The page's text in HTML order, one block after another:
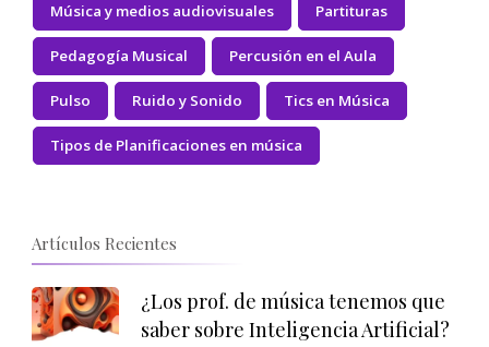
Música y medios audiovisuales Partituras
Pedagogía Musical Percusión en el Aula
Pulso Ruido y Sonido Tics en Música
Tipos de Planificaciones en música
Artículos Recientes
¿Los prof. de música tenemos que
saber sobre Inteligencia Artificial?